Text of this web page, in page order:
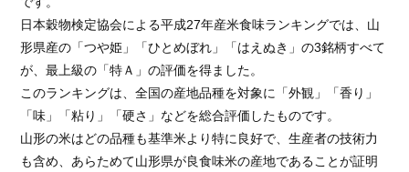
日本穀物検定協会による平成27年産米食味ランキングでは、山
形県産の「つや姫」「ひとめぼれ」「はえぬき」の3銘柄すべて
が、最上級の「特Ａ」の評価を得ました。
このランキングは、全国の産地品種を対象に「外観」「香り」
「味」「粘り」「硬さ」などを総合評価したものです。
山形の米はどの品種も基準米より特に良好で、生産者の技術力
も含め、あらためて山形県が良食味米の産地であることが証明